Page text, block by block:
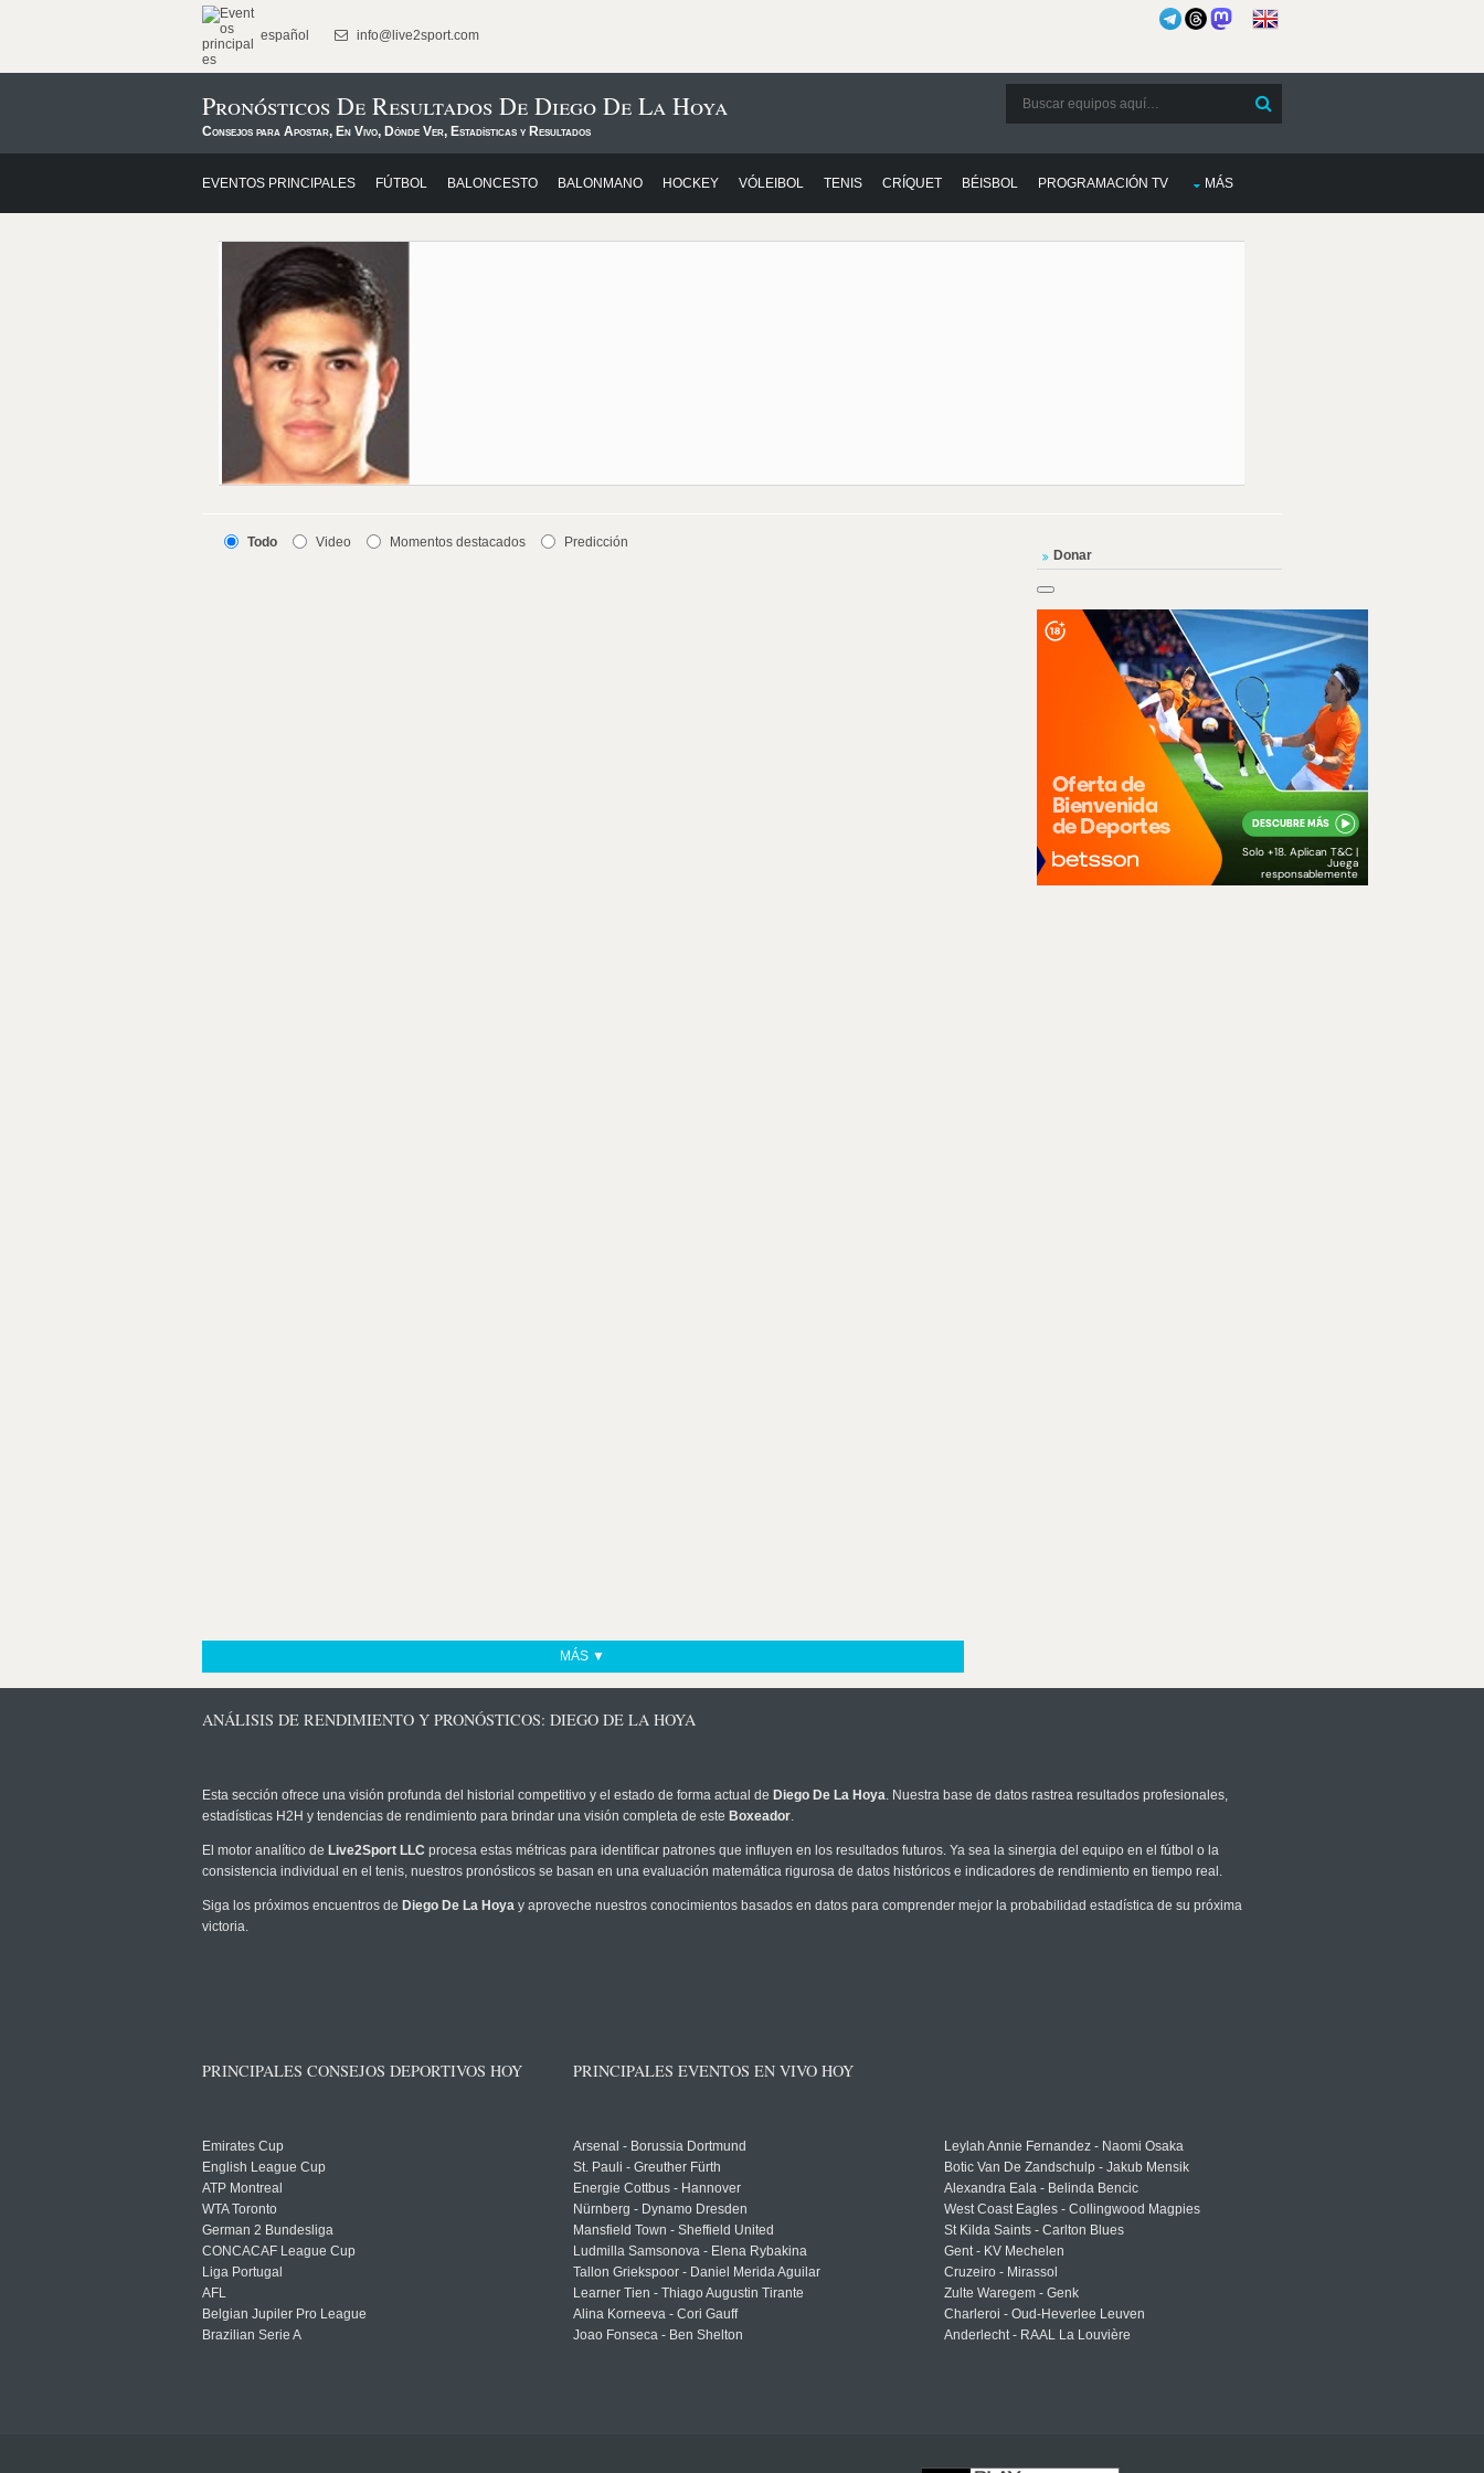
español info@live2sport.com
Pronósticos De Resultados De Diego De La Hoya
Consejos para Apostar, En Vivo, Dónde Ver, Estadísticas y Resultados
EVENTOS PRINCIPALES FÚTBOL BALONCESTO BALONMANO HOCKEY VÓLEIBOL TENIS CRÍQUET BÉISBOL PROGRAMACIÓN TV MÁS
Todo Video Momentos destacados Predicción
MÁS ▼
Donar
ANÁLISIS DE RENDIMIENTO Y PRONÓSTICOS: DIEGO DE LA HOYA
Esta sección ofrece una visión profunda del historial competitivo y el estado de forma actual de Diego De La Hoya. Nuestra base de datos rastrea resultados profesionales,
estadísticas H2H y tendencias de rendimiento para brindar una visión completa de este Boxeador.
El motor analítico de Live2Sport LLC procesa estas métricas para identificar patrones que influyen en los resultados futuros. Ya sea la sinergia del equipo en el fútbol o la
consistencia individual en el tenis, nuestros pronósticos se basan en una evaluación matemática rigurosa de datos históricos e indicadores de rendimiento en tiempo real.
Siga los próximos encuentros de Diego De La Hoya y aproveche nuestros conocimientos basados en datos para comprender mejor la probabilidad estadística de su próxima
victoria.
PRINCIPALES CONSEJOS DEPORTIVOS HOY
Emirates Cup
English League Cup
ATP Montreal
WTA Toronto
German 2 Bundesliga
CONCACAF League Cup
Liga Portugal
AFL
Belgian Jupiler Pro League
Brazilian Serie A
PRINCIPALES EVENTOS EN VIVO HOY
Arsenal - Borussia Dortmund
St. Pauli - Greuther Fürth
Energie Cottbus - Hannover
Nürnberg - Dynamo Dresden
Mansfield Town - Sheffield United
Ludmilla Samsonova - Elena Rybakina
Tallon Griekspoor - Daniel Merida Aguilar
Learner Tien - Thiago Augustin Tirante
Alina Korneeva - Cori Gauff
Joao Fonseca - Ben Shelton
Leylah Annie Fernandez - Naomi Osaka
Botic Van De Zandschulp - Jakub Mensik
Alexandra Eala - Belinda Bencic
West Coast Eagles - Collingwood Magpies
St Kilda Saints - Carlton Blues
Gent - KV Mechelen
Cruzeiro - Mirassol
Zulte Waregem - Genk
Charleroi - Oud-Heverlee Leuven
Anderlecht - RAAL La Louvière